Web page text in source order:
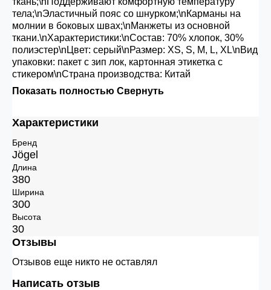
тела;\nЭластичный пояс со шнурком;\nКарманы на
молнии в боковых швах;\nМанжеты из основной
ткани.\nХарактеристики:\nСостав: 70% хлопок, 30%
полиэстер\nЦвет: серый\nРазмер: XS, S, M, L, XL\nВид
упаковки: пакет с зип лок, картонная этикетка с
стикером\nСтрана производства: Китай
Показать полностью Свернуть
Характеристики
Бренд
Jögel
Длина
380
Ширина
300
Высота
30
Отзывы
Отзывов еще никто не оставлял
Написать отзыв